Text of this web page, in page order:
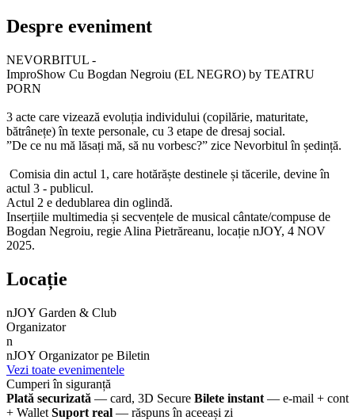
Despre eveniment
NEVORBITUL -
ImproShow Cu Bogdan Negroiu (EL NEGRO) by TEATRU
PORN
3 acte care vizează evoluția individului (copilărie, maturitate,
bătrânețe) în texte personale, cu 3 etape de dresaj social.
”De ce nu mă lăsați mă, să nu vorbesc?” zice Nevorbitul în ședință.
Comisia din actul 1, care hotărăște destinele și tăcerile, devine în
actul 3 - publicul.
Actul 2 e dedublarea din oglindă.
Inserțiile multimedia și secvențele de musical cântate/compuse de
Bogdan Negroiu, regie Alina Pietrăreanu, locație nJOY, 4 NOV
2025.
Locație
nJOY Garden & Club
Organizator
n
nJOY Organizator pe Biletin
Vezi toate evenimentele
Cumperi în siguranță
Plată securizată — card, 3D Secure Bilete instant — e-mail + cont
+ Wallet Suport real — răspuns în aceeași zi